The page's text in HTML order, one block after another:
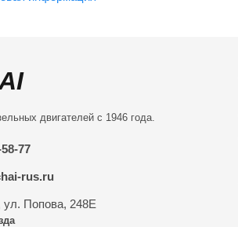
двигателей с 1946 года.
77
rus.ru
ул. Попова, 248Е